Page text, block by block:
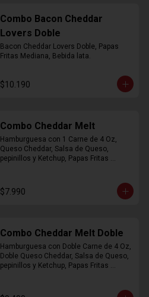
Combo Bacon Cheddar
Lovers Doble
Bacon Cheddar Lovers Doble, Papas
Fritas Mediana, Bebida lata.
$10.190
Combo Cheddar Melt
Hamburguesa con 1 Carne de 4 Oz,
Queso Cheddar, Salsa de Queso,
pepinillos y Ketchup, Papas Fritas
$7.990
Combo Cheddar Melt Doble
Hamburguesa con Doble Carne de 4 Oz,
Doble Queso Cheddar, Salsa de Queso,
pepinillos y Ketchup, Papas Fritas